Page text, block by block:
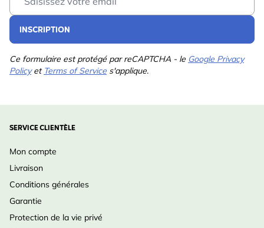
INSCRIPTION
Ce formulaire est protégé par reCAPTCHA - le Google Privacy
Policyet Terms of Service s'applique.
SERVICE CLIENTÈLE
Mon compte
Livraison
Conditions générales
Garantie
Protection de la vie privé